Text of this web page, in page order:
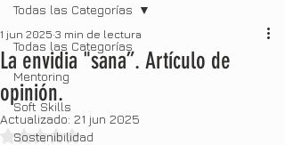
Todas las Categorías
Mentoring
Soft Skills
Sostenibilidad
Todas las Categorías
La envidia "sana”. Artículo de
opinión.
1 jun 2025 3 min de lectura
Actualizado: 21 jun 2025
Obtuvo NaN de 5 estrellas.